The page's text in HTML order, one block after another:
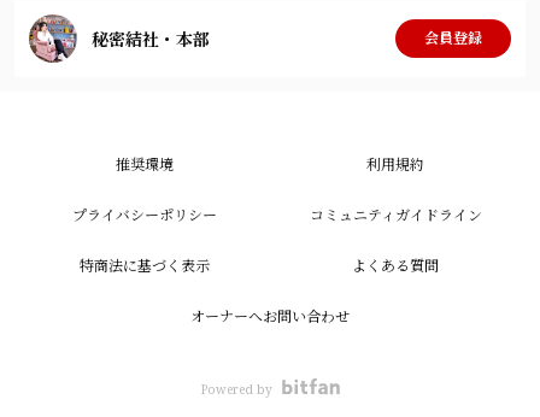
秘密結社・本部 会員登録
推奨環境 利用規約
プライバシーポリシー コミュニティガイドライン
特商法に基づく表示 よくある質問
オーナーへお問い合わせ
Powered by